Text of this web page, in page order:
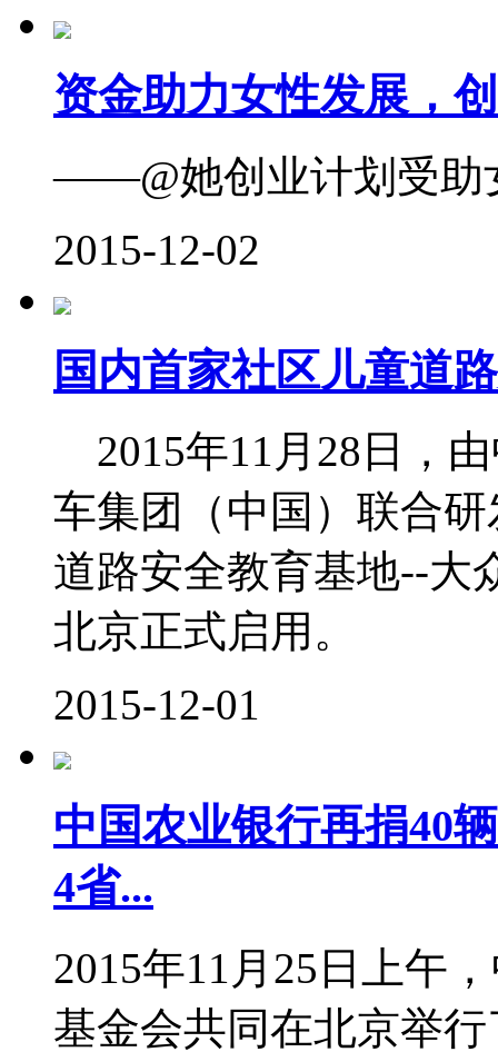
资金助力女性发展，
——@她创业计划受助
2015-12-02
国内首家社区儿童道
2015年11月28日，
车集团（中国）联合
道路安全教育基地--大
北京正式启用。
2015-12-01
中国农业银行再捐40
4省...
2015年11月25日上午
基金会共同在北京举